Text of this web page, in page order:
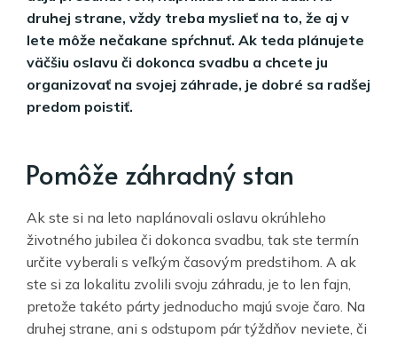
druhej strane, vždy treba myslieť na to, že aj v
lete môže nečakane spŕchnuť. Ak teda plánujete
väčšiu oslavu či dokonca svadbu a chcete ju
organizovať na svojej záhrade, je dobré sa radšej
predom poistiť.
Pomôže záhradný stan
Ak ste si na leto naplánovali oslavu okrúhleho
životného jubilea či dokonca svadbu, tak ste termín
určite vyberali s veľkým časovým predstihom. A ak
ste si za lokalitu zvolili svoju záhradu, je to len fajn,
pretože takéto párty jednoducho majú svoje čaro. Na
druhej strane, ani s odstupom pár týždňov neviete, či